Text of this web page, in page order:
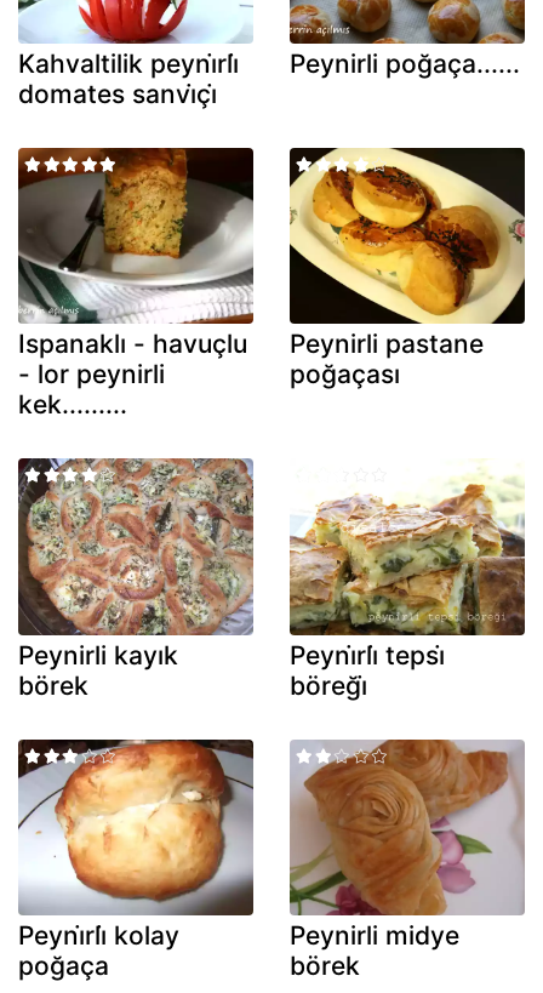
Kahvaltilik peyni̇rli̇
domates sanvi̇çi̇
Peynirli poğaça......
Ispanaklı - havuçlu
- lor peynirli
kek.........
Peynirli pastane
poğaçası
Peynirli kayık
börek
Peyni̇rli̇ tepsi̇
böreği̇
Peyni̇rli̇ kolay
poğaça
Peynirli midye
börek